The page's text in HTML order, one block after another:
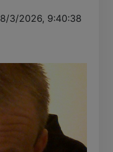
3/2026, 9:40:38